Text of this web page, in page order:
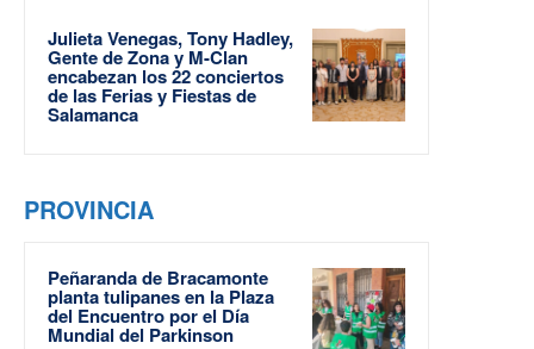
Julieta Venegas, Tony Hadley,
Gente de Zona y M-Clan
encabezan los 22 conciertos
de las Ferias y Fiestas de
Salamanca
PROVINCIA
Peñaranda de Bracamonte
planta tulipanes en la Plaza
del Encuentro por el Día
Mundial del Parkinson